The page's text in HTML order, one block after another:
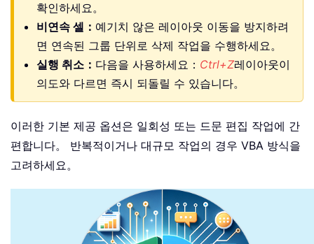
확인하세요。
비연속 셀： 예기치 않은 레이아웃 이동을 방지하려
면 연속된 그룹 단위로 삭제 작업을 수행하세요。
실행 취소： 다음을 사용하세요： Ctrl+Z레이아웃이
의도와 다르면 즉시 되돌릴 수 있습니다。
이러한 기본 제공 옵션은 일회성 또는 드문 편집 작업에 간
편합니다。 반복적이거나 대규모 작업의 경우 VBA 방식을
고려하세요。